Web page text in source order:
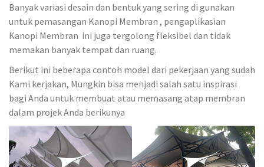
Banyak variasi desain dan bentuk yang sering di gunakan
untuk pemasangan Kanopi Membran , pengaplikasian
Kanopi Membran ini juga tergolong fleksibel dan tidak
memakan banyak tempat dan ruang.
Berikut ini beberapa contoh model dari pekerjaan yang sudah
Kami kerjakan, Mungkin bisa menjadi salah satu inspirasi
bagi Anda untuk membuat atau memasang atap membran
dalam projek Anda berikunya